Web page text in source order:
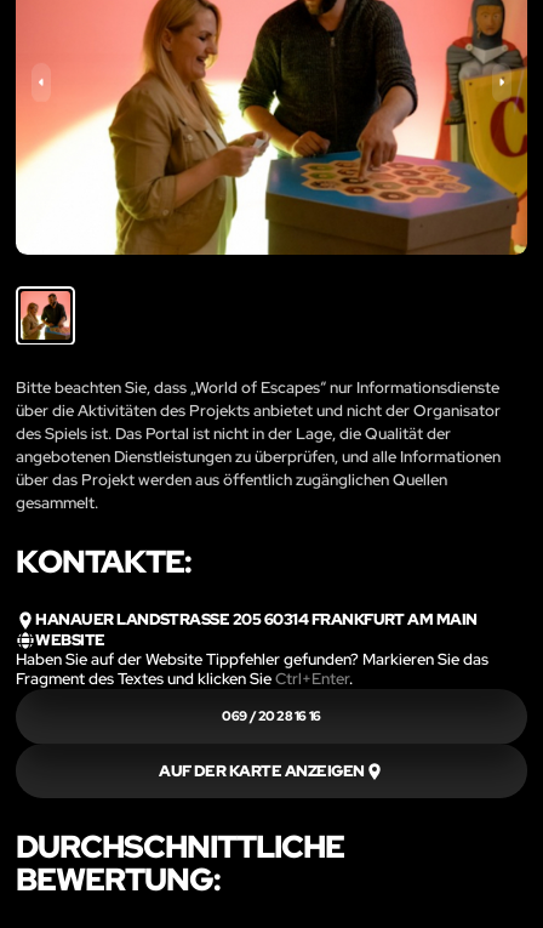
Bitte beachten Sie, dass „World of Escapes“ nur Informationsdienste
über die Aktivitäten des Projekts anbietet und nicht der Organisator
des Spiels ist. Das Portal ist nicht in der Lage, die Qualität der
angebotenen Dienstleistungen zu überprüfen, und alle Informationen
über das Projekt werden aus öffentlich zugänglichen Quellen
gesammelt.
KONTAKTE:
HANAUER LANDSTRASSE 205 60314 FRANKFURT AM MAIN
WEBSITE
Haben Sie auf der Website Tippfehler gefunden? Markieren Sie das
Fragment des Textes und klicken SieCtrl+Enter.
069 / 20 28 16 16
AUF DER KARTE ANZEIGEN
DURCHSCHNITTLICHE
BEWERTUNG: